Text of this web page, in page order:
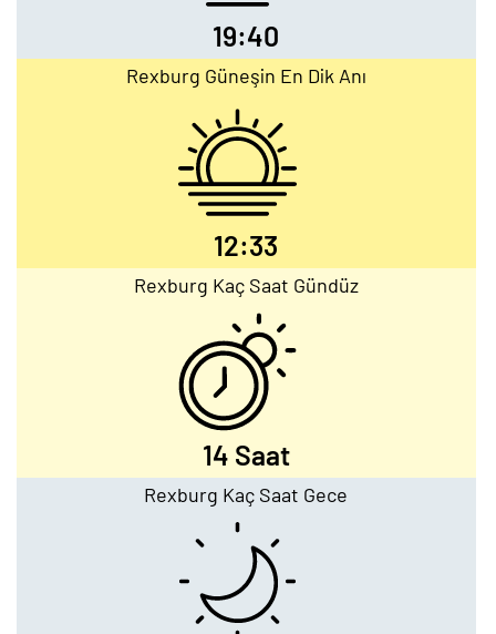
19:40
Rexburg Güneşin En Dik Anı
12:33
Rexburg Kaç Saat Gündüz
14 Saat
Rexburg Kaç Saat Gece